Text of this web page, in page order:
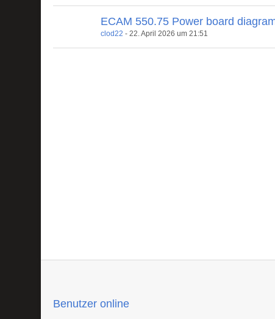
ECAM 550.75 Power board
clod22 -22. April 2026 um 21:51
Benutzer online